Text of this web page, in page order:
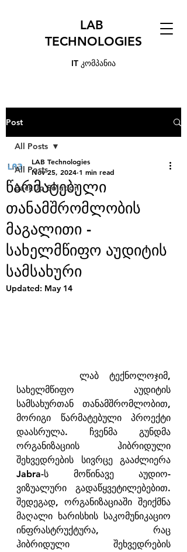
LAB
TECHNOLOGIES
IT კომპანია
Post
All Posts
BackUp Solution
All Posts
წარმატებული
თანამშრომლობის
მაგალითი -
სახელმწიფო აუდიტის
სამსახური
LAB Technologies
Nov 25, 2024 1 min read
Updated: May 14
სახელმწიფო აუდიტის
სამსახურთან თანამშრომლობით,
მორიგი წარმატებული პროექტი
დაასრულა. ჩვენმა გუნდმა
ორგანიზაციის ჰიბრიდული
შეხვედრების სივრცე გააძლიერა
Jabra-ს მოწინავე აუდიო-
ვიზუალური გადაწყვეტილებებით.
შედეგად, ორგანიზაციაში შეიქმნა
მაღალი ხარისხის საკომუნიკაციო
ინფრასტრუქტურა, რაც
ჰიბრიდული შეხვედრების